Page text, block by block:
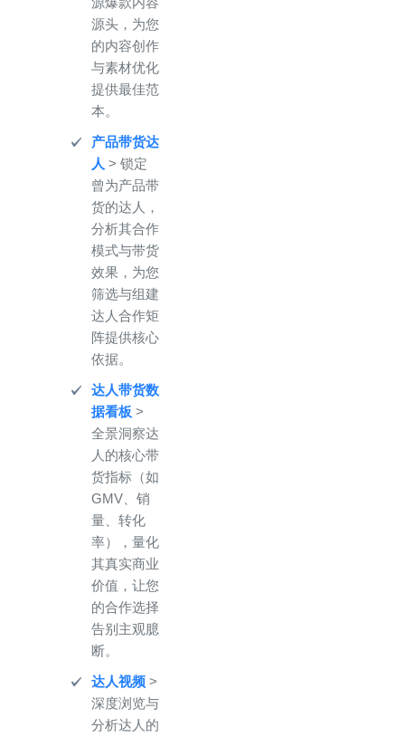
源头，为您
的内容创作
与素材优化
提供最佳范
本。
产品带货达
人 > 锁定
曾为产品带
货的达人，
分析其合作
模式与带货
效果，为您
筛选与组建
达人合作矩
阵提供核心
依据。
达人带货数
据看板 >
全景洞察达
人的核心带
货指标（如
GMV、销
量、转化
率），量化
其真实商业
价值，让您
的合作选择
告别主观臆
断。
达人视频 >
深度浏览与
分析达人的